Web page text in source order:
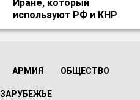
Иране, который
используют РФ и КНР
АРМИЯ ОБЩЕСТВО
ЗАРУБЕЖЬЕ